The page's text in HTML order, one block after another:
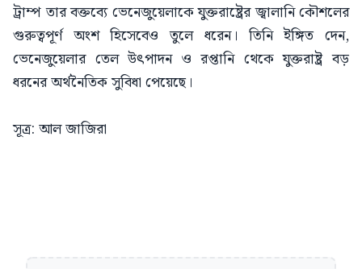
ট্রাম্প তার বক্তব্যে ভেনেজুয়েলাকে যুক্তরাষ্ট্রের জ্বালানি কৌশলের
গুরুত্বপূর্ণ অংশ হিসেবেও তুলে ধরেন। তিনি ইঙ্গিত দেন,
ভেনেজুয়েলার তেল উৎপাদন ও রপ্তানি থেকে যুক্তরাষ্ট্র বড়
ধরনের অর্থনৈতিক সুবিধা পেয়েছে।
সূত্র: আল জাজিরা